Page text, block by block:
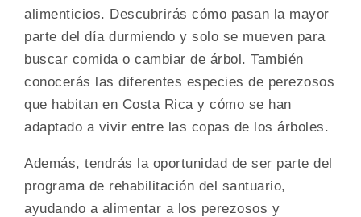
alimenticios. Descubrirás cómo pasan la mayor
parte del día durmiendo y solo se mueven para
buscar comida o cambiar de árbol. También
conocerás las diferentes especies de perezosos
que habitan en Costa Rica y cómo se han
adaptado a vivir entre las copas de los árboles.
Además, tendrás la oportunidad de ser parte del
programa de rehabilitación del santuario,
ayudando a alimentar a los perezosos y